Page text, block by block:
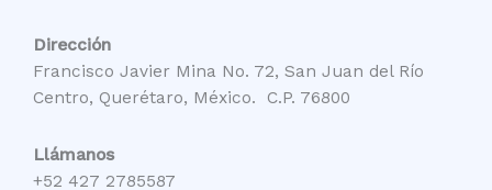
Dirección
Francisco Javier Mina No. 72, San Juan del Río
Centro, Querétaro, México. C.P. 76800
Llámanos
+52 427 2785587